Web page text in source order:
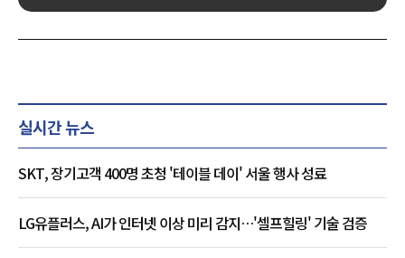
실시간 뉴스
SKT, 장기고객 400명 초청 '테이블 데이' 서울 행사 성료
LG유플러스, AI가 인터넷 이상 미리 감지…'셀프힐링' 기술 검증